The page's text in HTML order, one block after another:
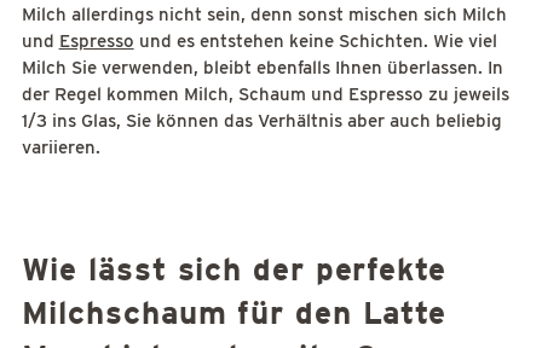
Milch allerdings nicht sein, denn sonst mischen sich Milch
und Espresso und es entstehen keine Schichten. Wie viel
Milch Sie verwenden, bleibt ebenfalls Ihnen überlassen. In
der Regel kommen Milch, Schaum und Espresso zu jeweils
1/3 ins Glas, Sie können das Verhältnis aber auch beliebig
variieren.
Wie lässt sich der perfekte
Milchschaum für den Latte